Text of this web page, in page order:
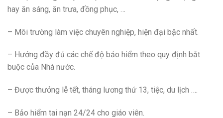
hay ăn sáng, ăn trưa, đồng phục, …
– Môi trường làm việc chuyên nghiệp, hiện đại bậc nhất.
– Hưởng đầy đủ các chế độ bảo hiểm theo quy định bắt
buộc của Nhà nước.
– Được thưởng lễ tết, tháng lương thứ 13, tiệc, du lịch ….
– Bảo hiểm tai nạn 24/24 cho giáo viên.